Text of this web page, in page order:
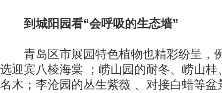
到城阳园看“会呼吸的生态墙”
青岛区市展园特色植物也精彩纷呈，
选迎宾八棱海棠 ；崂山园的耐冬、崂山桂
名木；李沧园的丛生紫薇 、对接白蜡等盆